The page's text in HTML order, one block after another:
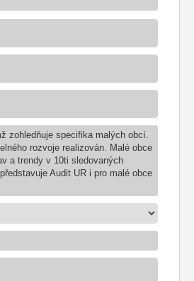
zohledňuje specifika malých obcí.
rozvoje realizován. Malé obce
a trendy v 10ti sledovaných
Audit UR i pro malé obce